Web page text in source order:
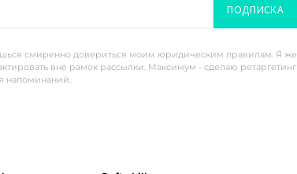
ПОДПИСКА
смиренно довериться моим юридическим правилам. Я же
вне рамок рассылки. Максимум - сделаю ретаргетинг
напоминаний.